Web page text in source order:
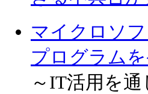
マイクロソ
プログラム
～IT活用を